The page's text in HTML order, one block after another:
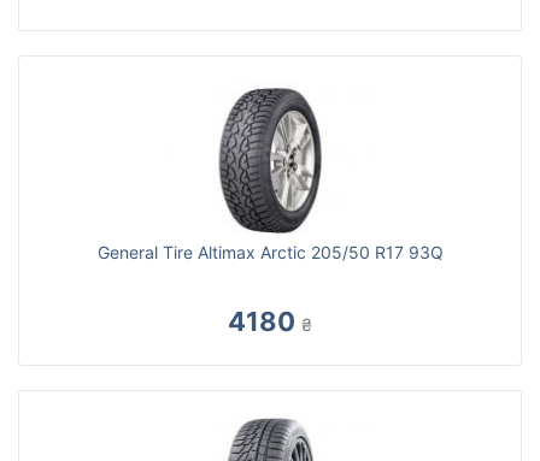
General Tire Altimax Arctic 205/50 R17 93Q
4180 ₴